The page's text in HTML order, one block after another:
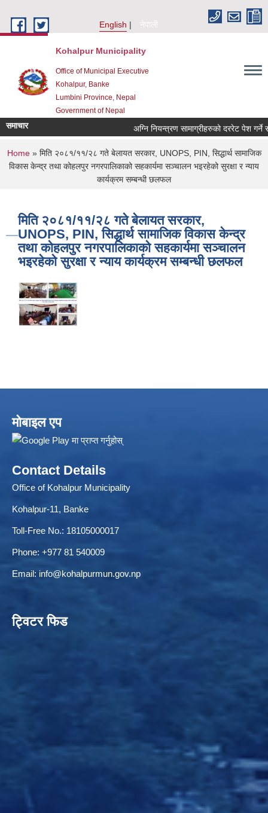
English
नेपाली
Kohalpur Municipality
Office of Municipal Executive
Kohalpur, Banke
Lumbini Province, Nepal
Government of Nepal
समाचार
You are here
Home» मिति २०८१/११/२८ गते बेलायत सरकार, UNOPS, PIN, सिद्धार्थ सामाजिक
विकास केन्द्र तथा कोहलपुर नगरपालिकाको सहकार्यमा सञ्चालन भइरहेको सुरक्षा र न्याय
कार्यक्रम सम्बन्धी छलफल
मिति २०८१/११/२८ गते बेलायत सरकार,
UNOPS, PIN, सिद्धार्थ सामाजिक विकास केन्द्र
तथा कोहलपुर नगरपालिकाको सहकार्यमा सञ्चालन
भइरहेको सुरक्षा र न्याय कार्यक्रम सम्बन्धी छलफल
मोबाइल एप
Contact Details
Office of Kohalpur Municipality
Kohalpur-11, Banke
Toll-Free No.: 18105000017
Phone: +977 81 540009
Email: info@kohalpurmun.gov.np
ट्विटर फिड